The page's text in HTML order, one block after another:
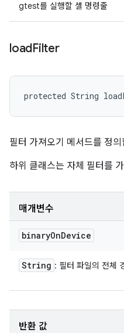
gtest를 실행할 셸 명령줄
loadFilter
protected String
필터 가져오기 메서드를 정의
하위 클래스는 자체 필터를
매개변수
binaryOnDevice
String : 필터 파일의 전체
반환 값